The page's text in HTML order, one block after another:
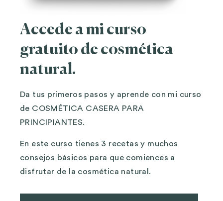
Accede a mi curso
gratuito de cosmética
natural.
Da tus primeros pasos y aprende con mi curso
de COSMÉTICA CASERA PARA
PRINCIPIANTES.
En este curso tienes 3 recetas y muchos
consejos básicos para que comiences a
disfrutar de la cosmética natural.